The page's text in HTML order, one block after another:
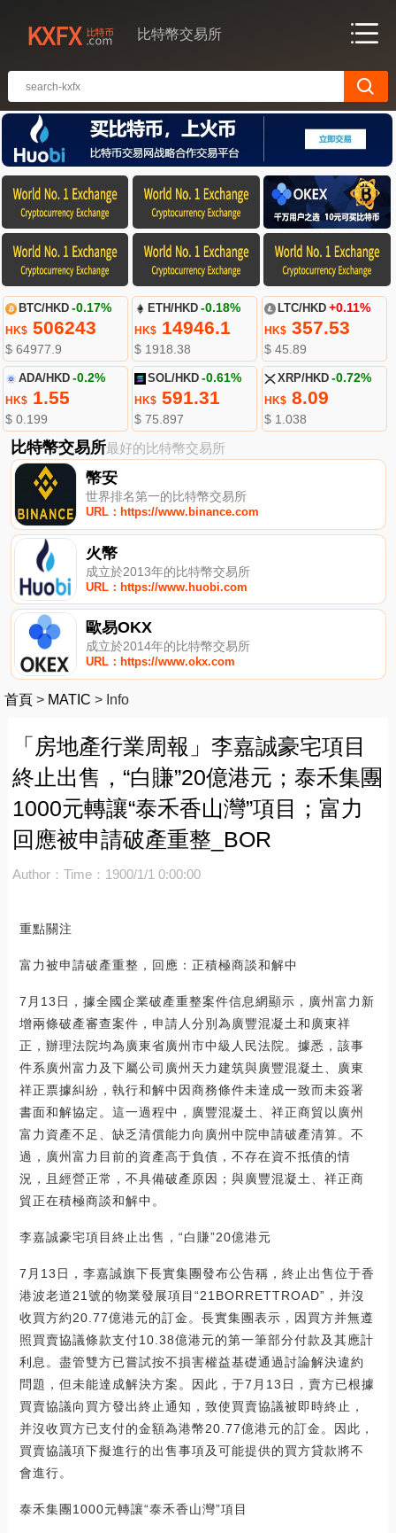
比特幣交易所
BTC/HKD -0.17%
HK$506243
$ 64977.9
ETH/HKD -0.18%
HK$ 14946.1
$ 1918.38
LTC/HKD +0.11%
HK$357.53
$ 45.89
ADA/HKD -0.2%
HK$1.55
$ 0.199
SOL/HKD -0.61%
HK$ 591.31
$ 75.897
XRP/HKD -0.72%
HK$8.09
$ 1.038
比特幣交易所最好的比特幣交易所
幣安
世界排名第一的比特幣交易所
URL：https://www.binance.com
火幣
成立於2013年的比特幣交易所
URL：https://www.huobi.com
歐易OKX
成立於2014年的比特幣交易所
URL：https://www.okx.com
首頁 > MATIC > Info
「房地產行業周報」李嘉誠豪宅項目
終止出售，“白賺”20億港元；泰禾集團
1000元轉讓“泰禾香山灣”項目；富力
回應被申請破產重整_BOR
Author： Time：1900/1/1 0:00:00
重點關注
富力被申請破產重整，回應：正積極商談和解中
7月13日，據全國企業破產重整案件信息網顯示，廣州富力新
增兩條破產審查案件，申請人分別為廣豐混凝土和廣東祥
正，辦理法院均為廣東省廣州市中級人民法院。據悉，該事
件系廣州富力及下屬公司廣州天力建筑與廣豐混凝土、廣東
祥正票據糾紛，執行和解中因商務條件未達成一致而未簽署
書面和解協定。這一過程中，廣豐混凝土、祥正商貿以廣州
富力資產不足、缺乏清償能力向廣州中院申請破產清算。不
過，廣州富力目前的資產高于負債，不存在資不抵債的情
況，且經營正常，不具備破產原因；與廣豐混凝土、祥正商
貿正在積極商談和解中。
李嘉誠豪宅項目終止出售，“白賺”20億港元
7月13日，李嘉誠旗下長實集團發布公告稱，終止出售位于香
港波老道21號的物業發展項目“21BORRETTROAD”，并沒
收買方約20.77億港元的訂金。長實集團表示，因買方并無遵
照買賣協議條款支付10.38億港元的第一筆部分付款及其應計
利息。盡管雙方已嘗試按不損害權益基礎通過討論解決違約
問題，但未能達成解決方案。因此，于7月13日，賣方已根據
買賣協議向買方發出終止通知，致使買賣協議被即時終止，
并沒收買方已支付的金額為港幣20.77億港元的訂金。因此，
買賣協議項下擬進行的出售事項及可能提供的買方貸款將不
會進行。
泰禾集團1000元轉讓“泰禾香山灣”項目